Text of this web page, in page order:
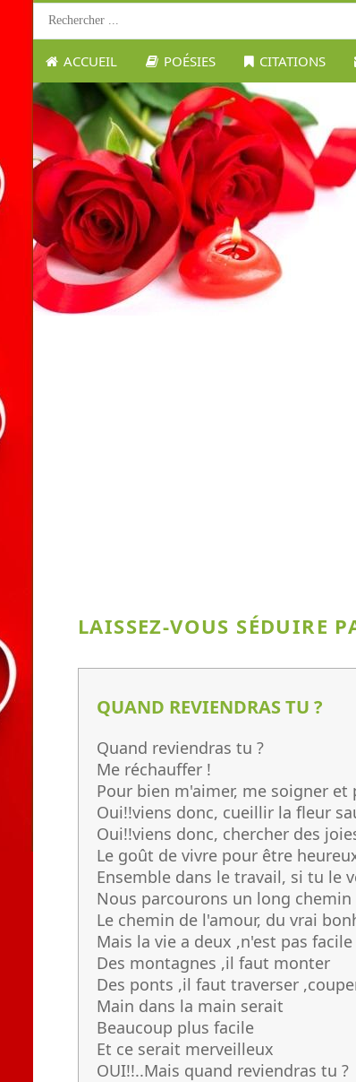
ACCUEIL POÉSIES CITATIONS
LAISSEZ-VOUS SÉDUIRE
QUAND REVIENDRAS TU ?
Quand reviendras tu ?
Me réchauffer !
Pour bien m'aimer, me soigner et
Oui!!viens donc, cueillir la fleur
Oui!!viens donc, chercher des
Le goût de vivre pour être
Ensemble dans le travail, si tu le
Nous parcourons un long chemin
Le chemin de l'amour, du vrai
Mais la vie a deux ,n'est pas facile
Des montagnes ,il faut monter
Des ponts ,il faut traverser
Main dans la main serait
Beaucoup plus facile
Et ce serait merveilleux
OUI!!..Mais quand reviendras tu ?